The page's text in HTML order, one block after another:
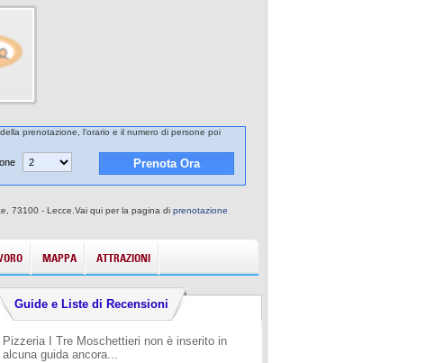
prenotazione, l'orario e il numero di persone poi
73100 - Lecce.Vai qui per la pagina di prenotazione
MAPPA ATTRAZIONI
Guide e Liste di Recensioni
Pizzeria I Tre Moschettieri non è inserito in
alcuna guida ancora...